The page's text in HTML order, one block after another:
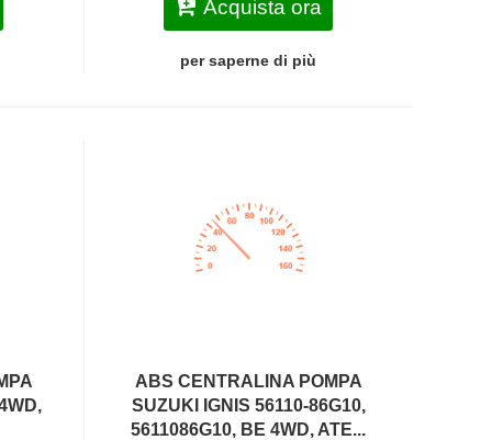
Acquista ora
per saperne di più
ABS CENTRALINA POMPA
SUZUKI IGNIS 56110-86G10,
5611086G10, BE 4WD, ATE...